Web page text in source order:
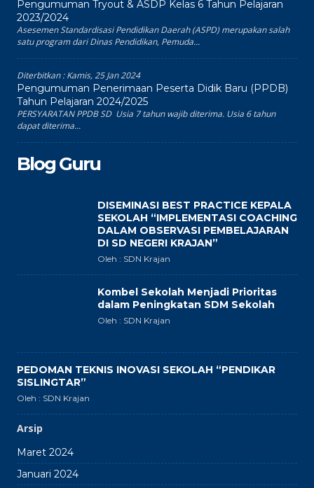
Pengumuman Tryout & ASDP Kelas 6 Tahun Pelajaran
2023/2024
Asesemen Standardisasi Pendidikan Daerah (ASPD) merupakan salah
satu program dari Dinas Pendidikan, Pemuda...
Diterbitkan :Kamis, 25 Jan 2024
Pengumuman Penerimaan Peserta Didik Baru (PPDB)
Tahun Pelajaran 2024/2025
PERSYARATAN PPDB SD Usia 7 tahun wajib diterima. Usia 6 tahun
dapat diterima...
Blog Guru
DISEMINASI BEST PRACTICE KEPALA
SEKOLAH “IMPLEMENTASI COACHING
DALAM OBSERVASI PEMBELAJARAN
DI SD NEGERI KRAJAN”
Oleh : SDN Krajan
Kombel Sekolah Menjadi Prioritas
dalam Peningkatan SDM Sekolah
Oleh : SDN Krajan
PEDOMAN TEKNIS INOVASI SEKOLAH “PENDIKAR
SISLINGTAR”
Oleh : SDN Krajan
Arsip
Maret 2024
Januari 2024